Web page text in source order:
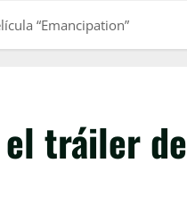
“Emancipation”
tráiler de